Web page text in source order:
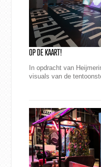
OP DE KAART!
In opdracht van
visuals van de